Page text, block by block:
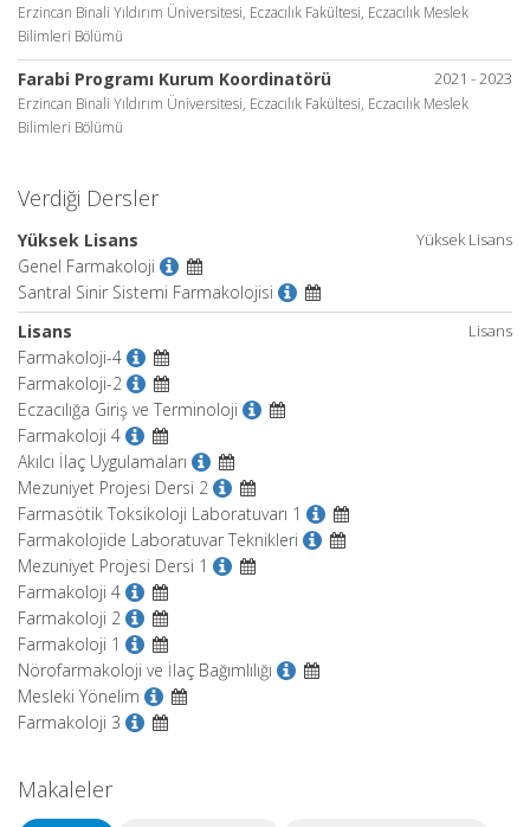
Erzincan Binali Yıldırım Üniversitesi, Eczacılık Fakültesi, Eczacılık Meslek
Bilimleri Bölümü
2021 - 2023
Farabi Programı Kurum Koordinatörü
Erzincan Binali Yıldırım Üniversitesi, Eczacılık Fakültesi, Eczacılık Meslek
Bilimleri Bölümü
Verdiği Dersler
Yüksek Lisans
Yüksek Lisans
Genel Farmakoloji
Santral Sinir Sistemi Farmakolojisi
Lisans
Lisans
Farmakoloji-4
Farmakoloji-2
Eczacılığa Giriş ve Terminoloji
Farmakoloji 4
Akılcı İlaç Uygulamaları
Mezuniyet Projesi Dersi 2
Farmasötik Toksikoloji Laboratuvarı 1
Farmakolojide Laboratuvar Teknikleri
Mezuniyet Projesi Dersi 1
Farmakoloji 4
Farmakoloji 2
Farmakoloji 1
Nörofarmakoloji ve İlaç Bağımlılığı
Mesleki Yönelim
Farmakoloji 3
Makaleler